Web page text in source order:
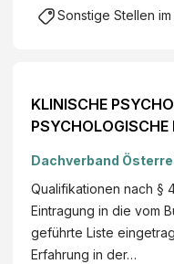
Sonstige Stellen
KLINISCHE
SCHWERPUNKT
Dachverband
Qualifikationen nach §
Eintragung in die vom
geführte Liste
Erfahrung in der…